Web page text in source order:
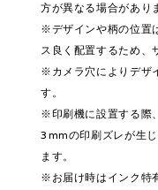
方が異なる場合があり
※デザインや柄の位置
ス良く配置するため、
※カメラ穴によりデザ
す。
※印刷機に設置する際
3mmの印刷ズレが生
ます。
※お届け時はインク特